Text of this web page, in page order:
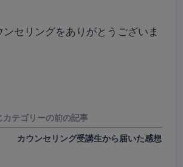
セリングをありがとうございま
カテゴリーの前の記事
カウンセリング受講生から届いた感想